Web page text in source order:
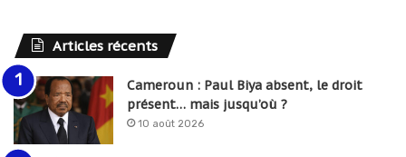
Articles récents
Cameroun : Paul Biya absent, le droit
présent… mais jusqu’où ?
10 août 2026